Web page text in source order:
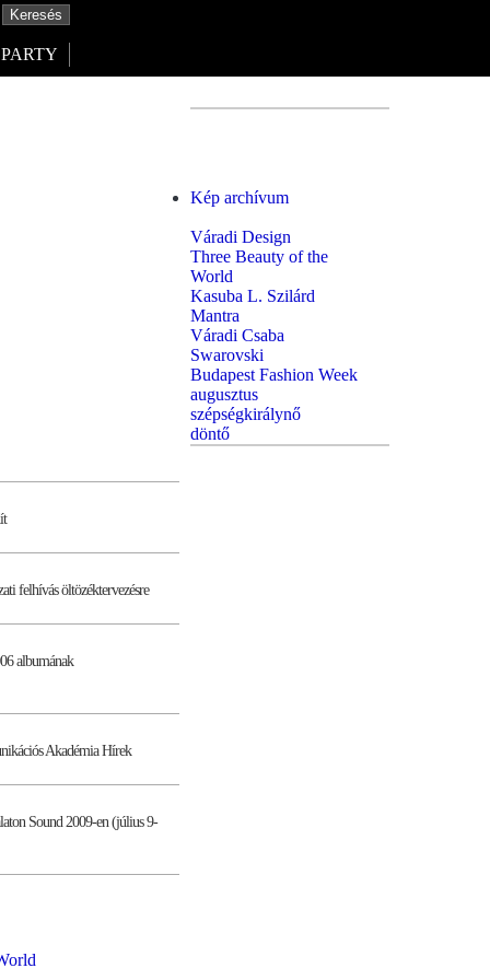
PARTY
felhívás öltözéktervezésre
albumának
Akadémia Hírek
Sound 2009-en (július 9-
Kép archívum
Váradi Design
Three Beauty of the
World
Kasuba L. Szilárd
Mantra
Váradi Csaba
Swarovski
Budapest Fashion Week
augusztus
szépségkirálynő
döntő